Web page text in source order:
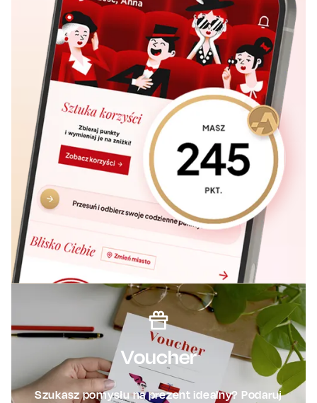
Voucher
Szukasz pomysłu na prezent idealny? Podaruj